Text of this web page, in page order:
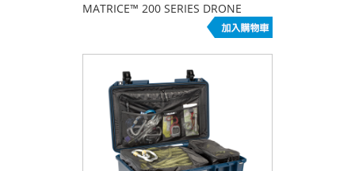
MATRICE™ 200 SERIES DRONE